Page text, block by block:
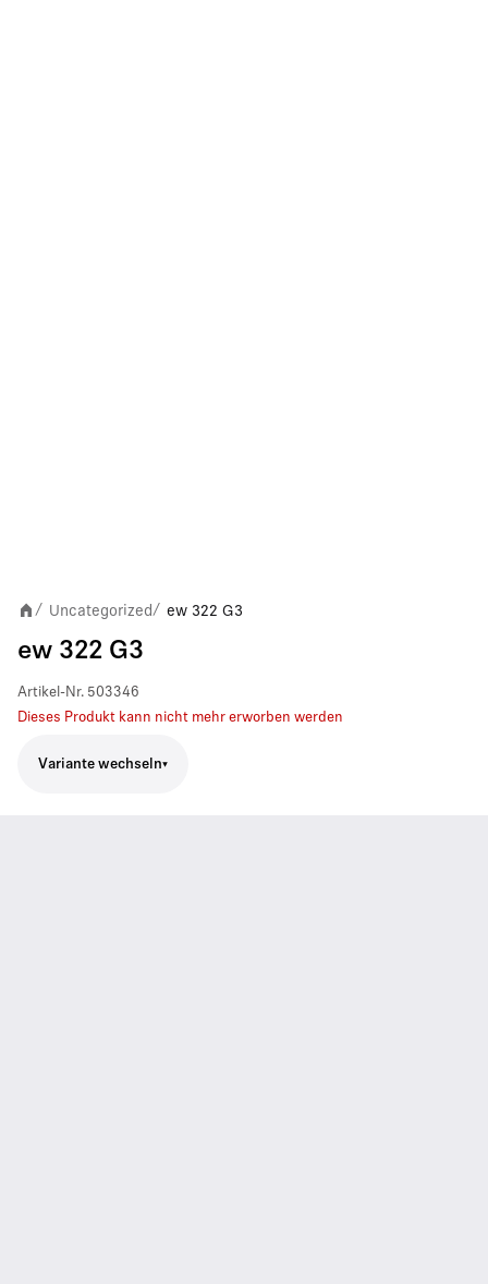
/ Uncategorized / ew 322 G3
ew 322 G3
Artikel-Nr. 503346
Dieses Produkt kann nicht mehr erworben werden
Variante wechseln